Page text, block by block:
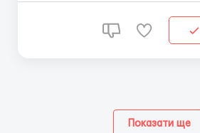
Показати ще